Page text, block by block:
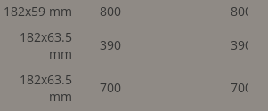
182x59 mm 800
800
182x63.5
mm
390 390
182x63.5
mm
700 700